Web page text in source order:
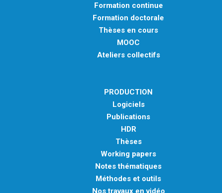
Formation continue
Formation doctorale
Thèses en cours
MOOC
Ateliers collectifs
PRODUCTION
Logiciels
Publications
HDR
Thèses
Working papers
Notes thématiques
Méthodes et outils
Nos travaux en vidéo